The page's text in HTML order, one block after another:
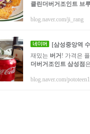
클린더버거조인트 브
blog.naver.com/ji_rang
[삼성중앙역 수
재밌는 버거 ! 가격은
더버거조인트 삼성점 은
blog.naver.com/